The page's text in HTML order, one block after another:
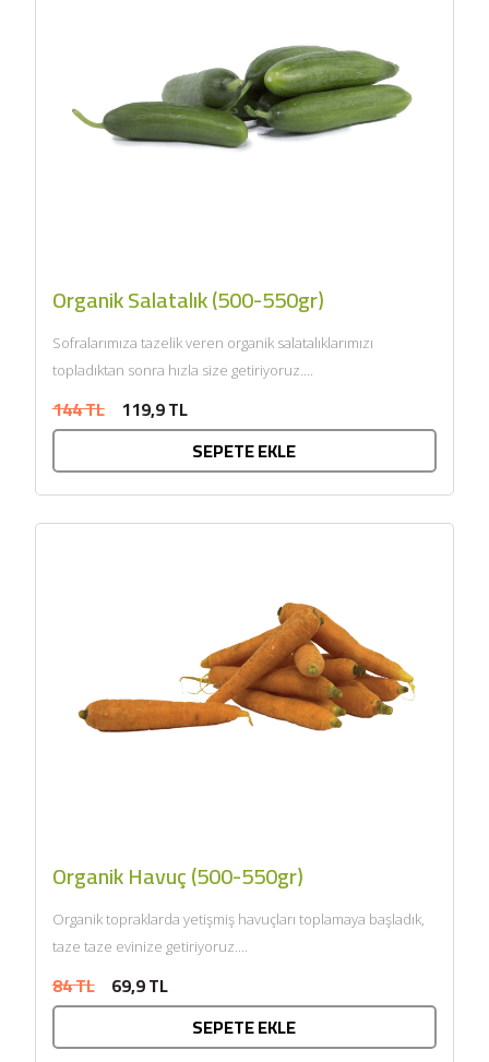
Organik Salatalık (500-550gr)
Sofralarımıza tazelik veren organik salatalıklarımızı
topladıktan sonra hızla size getiriyoruz....
144 TL 119,9 TL
SEPETE EKLE
Organik Havuç (500-550gr)
Organik topraklarda yetişmiş havuçları toplamaya başladık,
taze taze evinize getiriyoruz....
84 TL 69,9 TL
SEPETE EKLE